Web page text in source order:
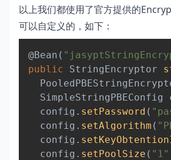
以上我们都使用了官方提供的
可以自定义的，如下：
@Bean (
public
StringEncryptor
SimpleStringPBEConfig
  config
. setPassword (
  config
. setAlgorithm (
  config
.
  config
. setPoolSize ( "1"